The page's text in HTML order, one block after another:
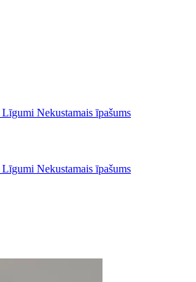
Līgumi Nekustamais īpašums
Līgumi Nekustamais īpašums